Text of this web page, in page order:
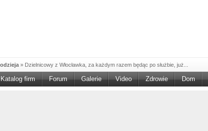
» Dzielnicowy z Włocławka, za każdym razem będąc po służbie, już...
w NGO'»Ruszył nabór w konkursie „Wsparcie Organizacji Wolontariatu w NGO –
Katalog firm Forum Galerie Video Zdrowie Dom